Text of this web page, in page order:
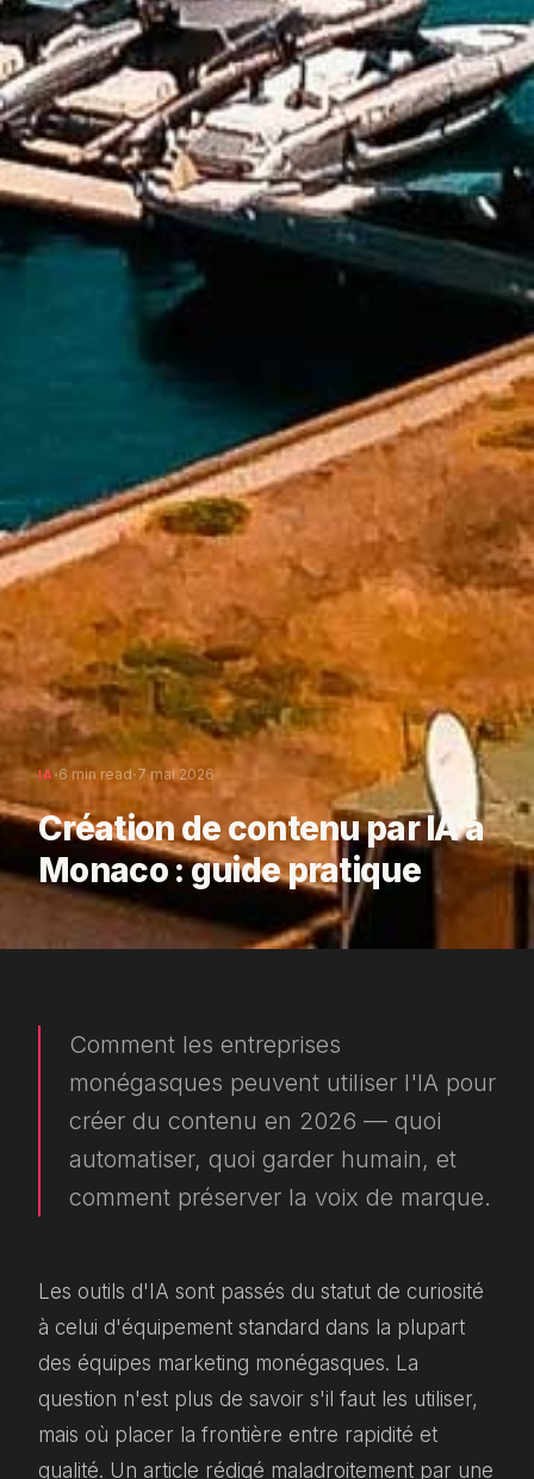
IA ·6 min read·7 mai 2026
Création de contenu par IA à
Monaco : guide pratique
Comment les entreprises
monégasques peuvent utiliser l'IA pour
créer du contenu en 2026 — quoi
automatiser, quoi garder humain, et
comment préserver la voix de marque.
Les outils d'IA sont passés du statut de curiosité
à celui d'équipement standard dans la plupart
des équipes marketing monégasques. La
question n'est plus de savoir s'il faut les utiliser,
mais où placer la frontière entre rapidité et
qualité. Un article rédigé maladroitement par une